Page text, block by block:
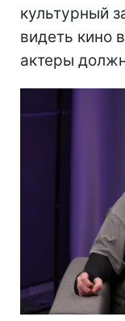
культурный
видеть кино
актеры